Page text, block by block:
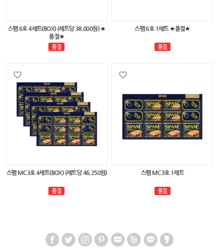
스팸 6호 4세트(BOX) (세트당 38,000원) ★
품절★
품절
스팸 6호 1세트 ★품절★
품절
스팸 MC3호 4세트(BOX) (세트당 46,250원)
품절
스팸 MC3호 1세트
품절